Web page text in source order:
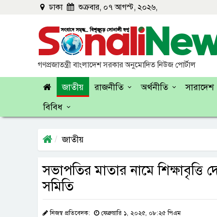
ঢাকা শুক্রবার, ০৭ আগস্ট, ২০২৬,
গণপ্রজাতন্ত্রী বাংলাদেশ সরকার অনুমোদিত নিউজ পোর্টাল
জাতীয় রাজনীতি অর্থনীতি
সারাদেশ
বিবিধ
জাতীয়
সভাপতির মাতার নামে শিক্ষাবৃত্তি
সমিতি
নিজস্ব প্রতিবেদক: ফেব্রুয়ারি ১, ২০২৫, ০৮:২৫ পিএম